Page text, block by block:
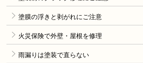
塗膜の浮きと剥がれにご注意
火災保険で外壁・屋根を修理
雨漏りは塗装で直らない